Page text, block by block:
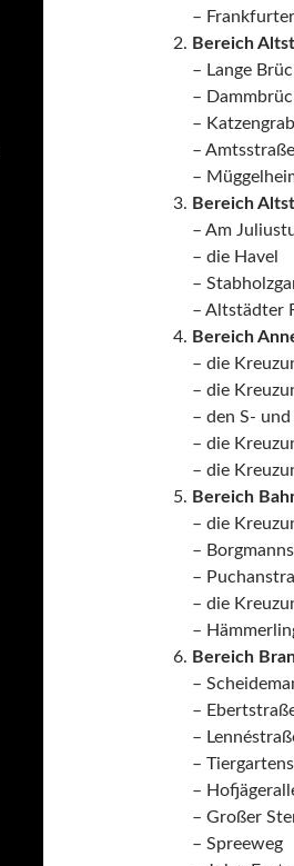
–
Bereich
– Lange
–
–
– Amtsstraße
–
Bereich
– Am
– die Havel
–
– Altstädter
Bereich
– die
– die
– den S-
– die
– die
Bereich
– die
–
–
– die
–
Bereich
–
–
–
–
–
– Großer
– Spreeweg